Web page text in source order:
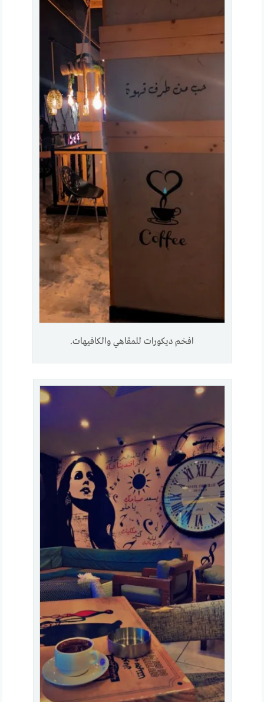
افخم ديكورات للمقاهي والكافيهات.